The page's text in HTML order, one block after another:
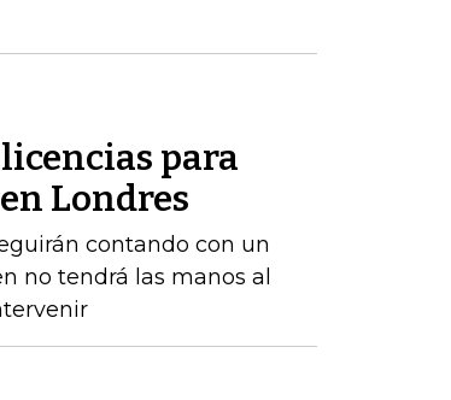
para
Londres
contando con un
no tendrá las manos al